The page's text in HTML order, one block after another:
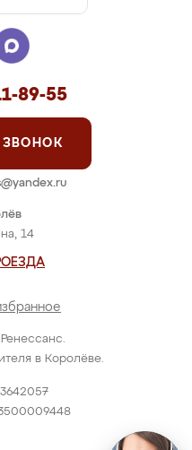
в Королёве.
14
89-55